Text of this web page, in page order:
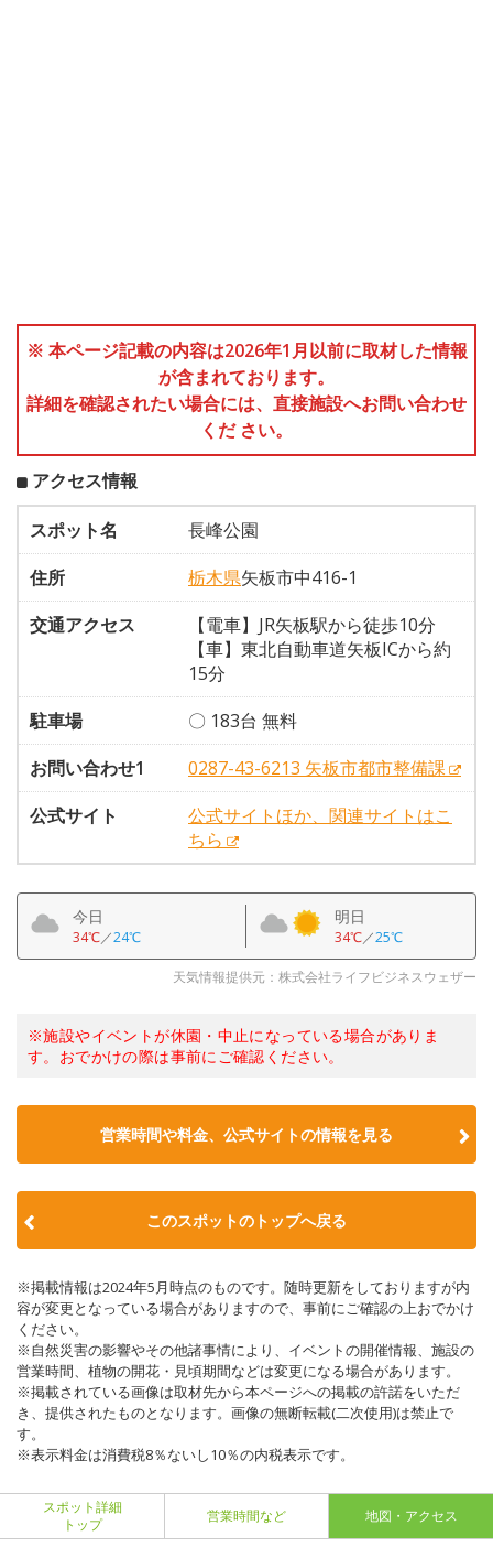
※ 本ページ記載の内容は2026年1月以前に取材した情報
が含まれております。
詳細を確認されたい場合には、直接施設へお問い合わせ
くだ さい。
アクセス情報
スポット名
長峰公園
住所
栃木県矢板市中416-1
交通アクセス
【電車】JR矢板駅から徒歩10分
【車】東北自動車道矢板ICから約
15分
駐車場
〇 183台 無料
お問い合わせ1
0287-43-6213 矢板市都市整備課
公式サイト
公式サイトほか、関連サイトはこ
ちら
今日
34℃／24℃
明日
34℃／25℃
天気情報提供元：株式会社ライフビジネスウェザー
※施設やイベントが休園・中止になっている場合がありま
す。おでかけの際は事前にご確認ください。
営業時間や料金、公式サイトの情報を見る
このスポットのトップへ戻る
※掲載情報は2024年5月時点のものです。随時更新をしておりますが内
容が変更となっている場合がありますので、事前にご確認の上おでかけ
ください。
※自然災害の影響やその他諸事情により、イベントの開催情報、施設の
営業時間、植物の開花・見頃期間などは変更になる場合があります。
※掲載されている画像は取材先から本ページへの掲載の許諾をいただ
き、提供されたものとなります。画像の無断転載(二次使用)は禁止で
す。
※表示料金は消費税8％ないし10％の内税表示です。
スポット詳細
トップ
営業時間など 地図・アクセス